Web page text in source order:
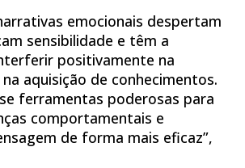
emocionais despertam
sensibilidade e têm a
positivamente na
aquisição de conhecimentos.
ferramentas poderosas para
comportamentais e
de forma mais eficaz”,